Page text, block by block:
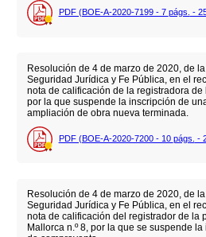
PDF (BOE-A-2020-7199 - 7 págs. -
Resolución de 4 de marzo de 2020, de
Seguridad Jurídica y Fe Pública, en el
nota de calificación de la registradora de
por la que suspende la inscripción de
ampliación de obra nueva terminada.
PDF (BOE-A-2020-7200 - 10 págs. -
Resolución de 4 de marzo de 2020, de
Seguridad Jurídica y Fe Pública, en el
nota de calificación del registrador de la
Mallorca n.º 8, por la que se suspende